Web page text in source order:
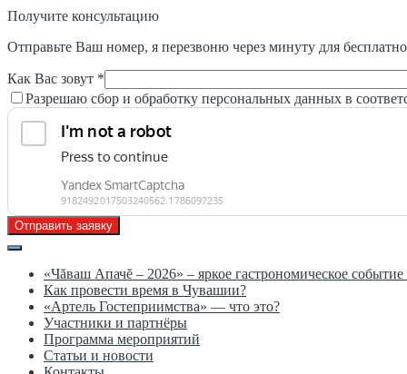
Получите консультацию
Отправьте Ваш номер, я перезвоню через минуту для
Как Вас зовут *
Разрешаю сбор и обработку персональных данных в
Отправить заявку
«Чăваш Апачĕ – 2026» – яркое гастрономическое
Как провести время в Чувашии?
«Артель Гостеприимства» — что это?
Участники и партнёры
Программа мероприятий
Статьи и новости